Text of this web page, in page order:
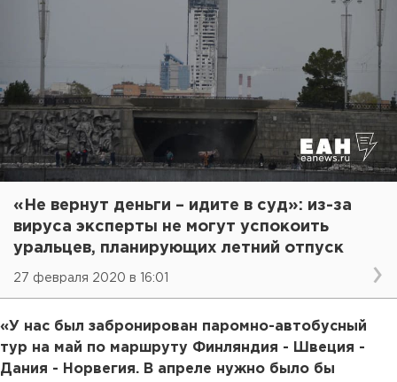
«Не вернут деньги – идите в суд»: из-за
вируса эксперты не могут успокоить
уральцев, планирующих летний отпуск
27 февраля 2020 в 16:01
«У нас был забронирован паромно-автобусный
тур на май по маршруту Финляндия - Швеция -
Дания - Норвегия. В апреле нужно было бы